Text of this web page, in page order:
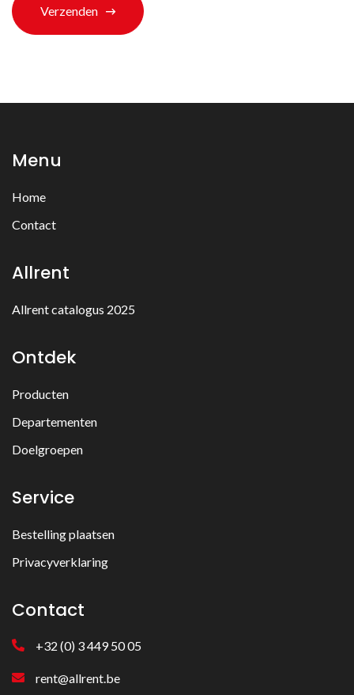
Verzenden
Menu
Home
Contact
Allrent
Allrent catalogus 2025
Ontdek
Producten
Departementen
Doelgroepen
Service
Bestelling plaatsen
Privacyverklaring
Contact
+32 (0) 3 449 50 05
rent@allrent.be